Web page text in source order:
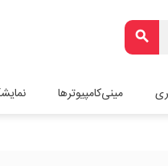
search
مینی‌کامپیوترها